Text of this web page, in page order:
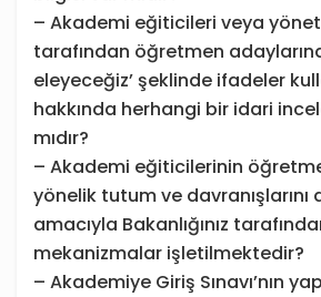
– Akademi eğiticileri veya
tarafından öğretmen
eleyeceğiz’ şeklinde ifadeler
hakkında herhangi bir idari
mıdır?
– Akademi eğiticilerinin
yönelik tutum ve
amacıyla Bakanlığınız
mekanizmalar işletilmektedir?
– Akademiye Giriş Sınavı’nın